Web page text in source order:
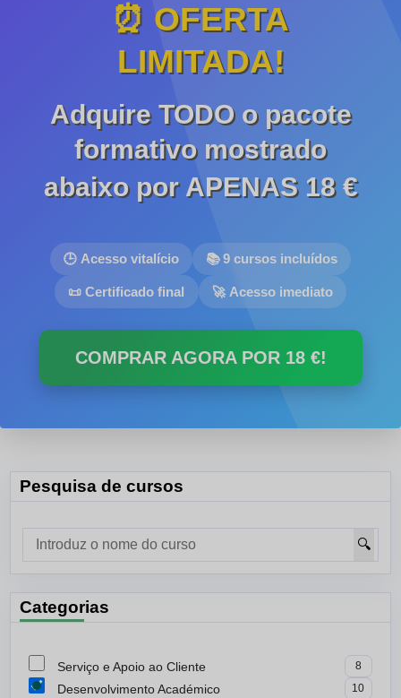
⏰ OFERTA
LIMITADA!
Adquire TODO o pacote
formativo mostrado
abaixo por APENAS 18 €
🕒 Acesso vitalício 📚 9 cursos incluídos
📜 Certificado final 🚀 Acesso imediato
COMPRAR AGORA POR 18 €!
Pesquisa de cursos
🔍
Categorias
Serviço e Apoio ao Cliente 8
Desenvolvimento Académico 10